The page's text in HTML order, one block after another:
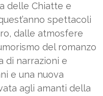
delle Chiatte e
spettacoli
dalle atmosfere
del romanzo
di narrazioni e
e una nuova
agli amanti della